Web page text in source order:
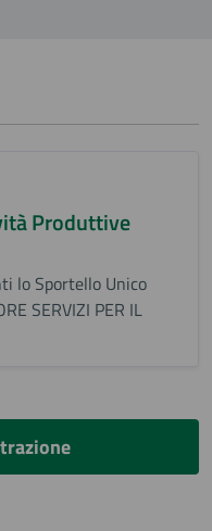
Produttive
lo Sportello Unico
SERVIZI PER IL